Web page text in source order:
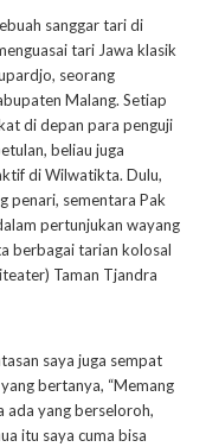
sanggar tari di
tari Jawa klasik
seorang
Malang. Setiap
di depan para penguji
beliau juga
di Wilwatikta. Dulu,
penari, sementara Pak
pertunjukan wayang
berbagai tarian kolosal
Taman Tjandra
saya juga sempat
bertanya, “Memang
ada yang berseloroh,
itu saya cuma bisa